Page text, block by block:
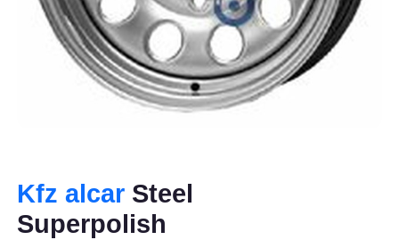
Kfz alcar Steel
Superpolish